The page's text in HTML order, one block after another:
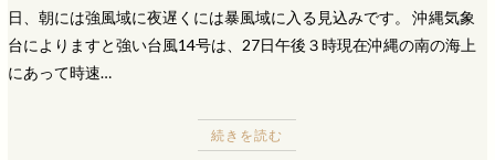
日、朝には強風域に夜遅くには暴風域に入る見込みです。 沖縄気象
台によりますと強い台風14号は、27日午後３時現在沖縄の南の海上
にあって時速…
続きを読む